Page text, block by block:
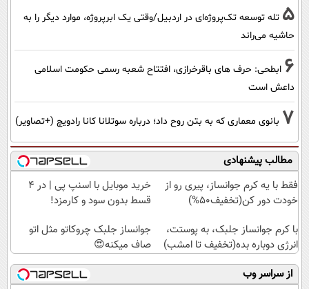
5 تله توسعه تک‌پروژه‌ای در اردبیل/وقتی یک ابرپروژه، موارد دیگر را به
حاشیه می‌راند
6 ابطحی: حرف های باقرخرازی، افتتاح شعبه رسمی حکومت اسلامی
داعش است
7 بانوی معماری که به بتن روح داد؛ درباره سوتلانا کانا رادویچ (+تصاویر)
مطالب پیشنهادی
فقط با یه کرم جوانساز، پیری رو از
خودت دور کن(تخفیف50%)
خرید موبایل با اسنپ پی | در ۴
قسط بدون سود و کارمزد!
با کرم جوانساز جلبک، به پوستت،
انرژی دوباره بده(تخفیف تا امشب)
جوانساز جلبک چروکاتو مثل اتو
صاف میکنه😍
از سراسر وب